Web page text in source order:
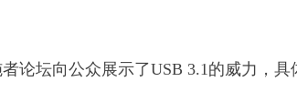
论坛向公众展示了USB 3.1的威力，